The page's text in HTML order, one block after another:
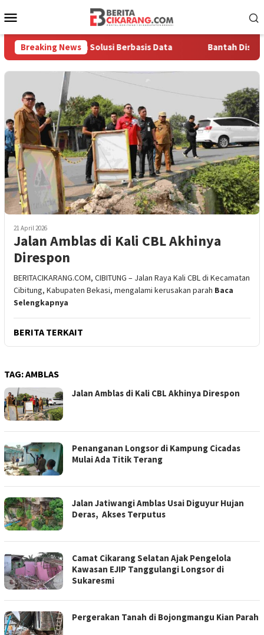
ke
Mobile
Breaking News
Pentingnya Solusi Berbasis Data Bantah Disebut
21 April 2026
Jalan Amblas di Kali CBL Akhinya
Direspon
BERITACIKARANG.COM, CIBITUNG – Jalan Raya Kali CBL di Kecamatan
Cibitung, Kabupaten Bekasi, mengalami kerusakan parah Baca
Selengkapnya
BERITA TERKAIT
TAG:AMBLAS
Jalan Amblas di Kali CBL Akhinya Direspon
Penanganan Longsor di Kampung Cicadas
Mulai Ada Titik Terang
Jalan Jatiwangi Amblas Usai Diguyur Hujan
Deras, Akses Terputus
Camat Cikarang Selatan Ajak Pengelola
Kawasan EJIP Tanggulangi Longsor di
Sukaresmi
Pergerakan Tanah di Bojongmangu Kian Parah